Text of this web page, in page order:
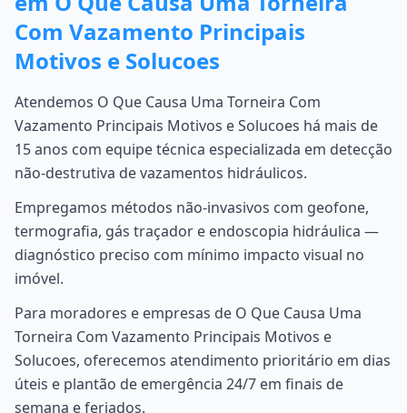
Com Vazamento Principais
Motivos e Solucoes
Atendemos O Que Causa Uma Torneira Com
Vazamento Principais Motivos e Solucoes há mais de
15 anos com equipe técnica especializada em detecção
não-destrutiva de vazamentos hidráulicos.
Empregamos métodos não-invasivos com geofone,
termografia, gás traçador e endoscopia hidráulica —
diagnóstico preciso com mínimo impacto visual no
imóvel.
Para moradores e empresas de O Que Causa Uma
Torneira Com Vazamento Principais Motivos e
Solucoes, oferecemos atendimento prioritário em dias
úteis e plantão de emergência 24/7 em finais de
semana e feriados.